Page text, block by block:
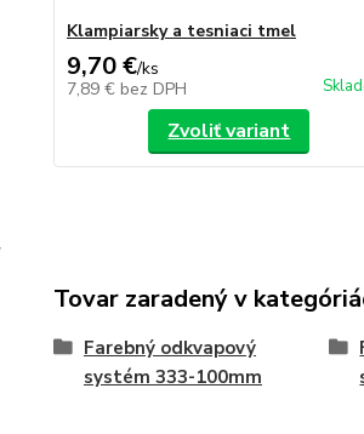
Klampiarsky a tesniaci tmel
9,70 €/ks
7,89 € bez DPH
Zvoliť variant
Tovar zaradený v
Farebný odkvapový
systém 333-100mm